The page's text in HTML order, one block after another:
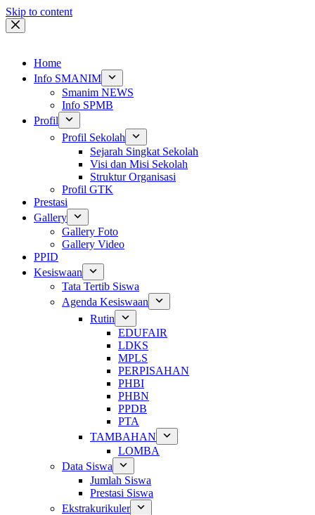
Skip to content
Home
Info SMANIM
Smanim NEWS
Info SPMB
Profil
Profil Sekolah
Sejarah Singkat Sekolah
Visi dan Misi Sekolah
Struktur Organisasi
Profil GTK
Prestasi
Gallery
Gallery Foto
Gallery Video
PPID
Kesiswaan
Tata Tertib Siswa
Agenda Kesiswaan
Rutin
EDUFAIR
LDKS
MPLS
PERPISAHAN
PHBI
PHBN
PPDB
PTA
TAMBAHAN
LOMBA
Data Siswa
Jumlah Siswa
Prestasi Siswa
Ekstrakurikuler